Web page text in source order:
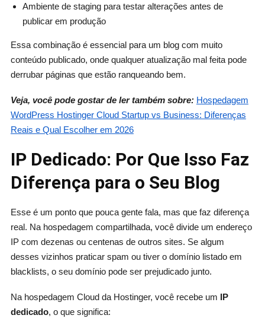
Ambiente de staging para testar alterações antes de
publicar em produção
Essa combinação é essencial para um blog com muito
conteúdo publicado, onde qualquer atualização mal feita pode
derrubar páginas que estão ranqueando bem.
Veja, você pode gostar de ler também sobre: Hospedagem
WordPress Hostinger Cloud Startup vs Business: Diferenças
Reais e Qual Escolher em 2026
IP Dedicado: Por Que Isso Faz
Diferença para o Seu Blog
Esse é um ponto que pouca gente fala, mas que faz diferença
real. Na hospedagem compartilhada, você divide um endereço
IP com dezenas ou centenas de outros sites. Se algum
desses vizinhos praticar spam ou tiver o domínio listado em
blacklists, o seu domínio pode ser prejudicado junto.
Na hospedagem Cloud da Hostinger, você recebe um IP
dedicado, o que significa: